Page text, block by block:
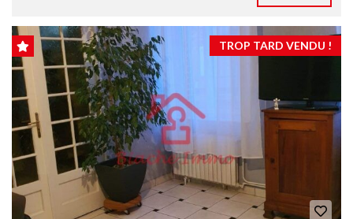
TROP TARD VENDU !